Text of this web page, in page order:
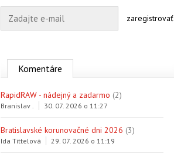
zaregistrovať
Komentáre
RapidRAW - nádejný a zadarmo (2)
Branislav . 30. 07. 2026 o 11:27
Bratislavské korunovačné dni 2026 (3)
Ida Tittelová 29. 07. 2026 o 11:19